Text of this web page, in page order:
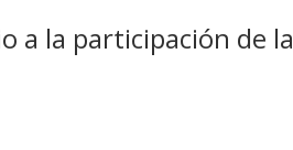
a la participación de la